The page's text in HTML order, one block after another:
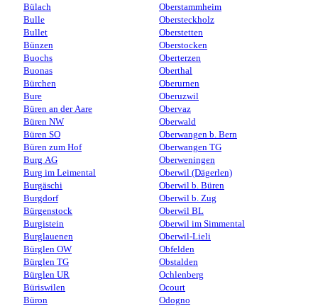
Bülach
Bulle
Bullet
Bünzen
Buochs
Buonas
Bürchen
Bure
Büren an der Aare
Büren NW
Büren SO
Büren zum Hof
Burg AG
Burg im Leimental
Burgäschi
Burgdorf
Bürgenstock
Burgistein
Burglauenen
Bürglen OW
Bürglen TG
Bürglen UR
Büriswilen
Büron
Oberstammheim
Obersteckholz
Oberstetten
Oberstocken
Oberterzen
Oberthal
Oberurnen
Oberuzwil
Obervaz
Oberwald
Oberwangen b. Bern
Oberwangen TG
Oberweningen
Oberwil (Dägerlen)
Oberwil b. Büren
Oberwil b. Zug
Oberwil BL
Oberwil im Simmental
Oberwil-Lieli
Obfelden
Obstalden
Ochlenberg
Ocourt
Odogno